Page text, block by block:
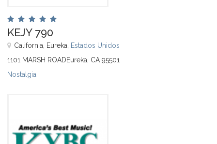
KEJY 790
California, Eureka, Estados Unidos
1101 MARSH ROADEureka, CA 95501
Nostalgia